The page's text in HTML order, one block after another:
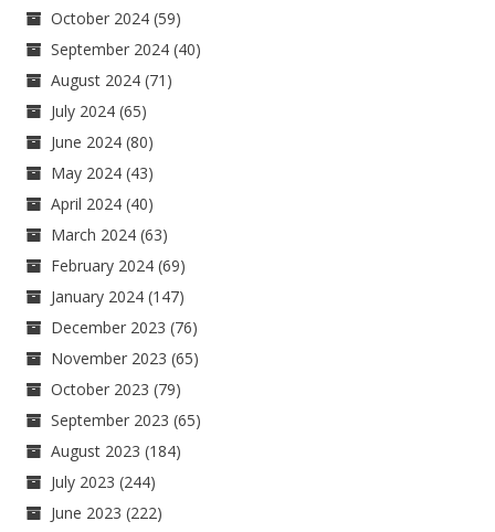
October 2024 (59)
September 2024 (40)
August 2024 (71)
July 2024 (65)
June 2024 (80)
May 2024 (43)
April 2024 (40)
March 2024 (63)
February 2024 (69)
January 2024 (147)
December 2023 (76)
November 2023 (65)
October 2023 (79)
September 2023 (65)
August 2023 (184)
July 2023 (244)
June 2023 (222)